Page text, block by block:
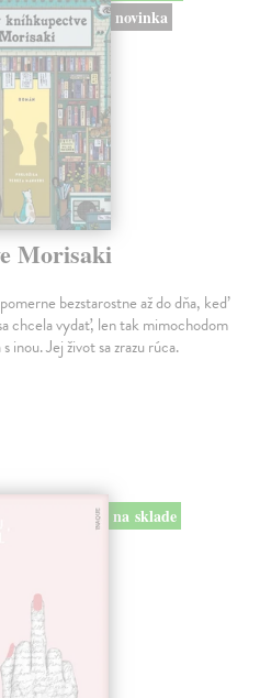
novinka
Morisaki
bezstarostne až do dňa, keď
chcela vydať, len tak mimochodom
inou. Jej život sa zrazu rúca.
na sklade